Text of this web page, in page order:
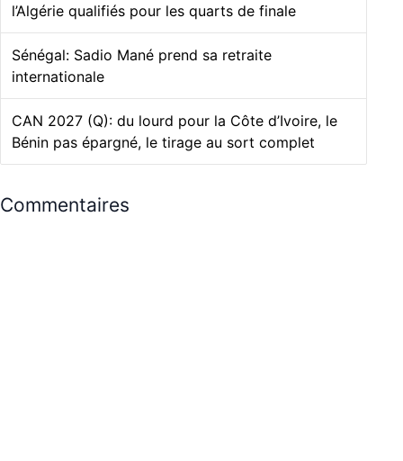
l’Algérie qualifiés pour les quarts de finale
Sénégal: Sadio Mané prend sa retraite
internationale
CAN 2027 (Q): du lourd pour la Côte d’Ivoire, le
Bénin pas épargné, le tirage au sort complet
Commentaires